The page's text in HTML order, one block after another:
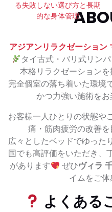
る失敗しない選び方と長期
的な身体管理
アジアンリラクゼーション
タイ古式・バリ式リン
本格リラクゼーション
完全個室の落ち着いた環境
かつ力強い施術を
お客様一人ひとりの状態や
痛・筋肉疲労の改善
広々としたベッドでゆった
国でも高評価をいただき、
があります
ぜひヴィラ
イムをご
よくある